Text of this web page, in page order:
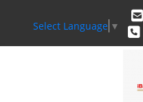
Select Language ▼